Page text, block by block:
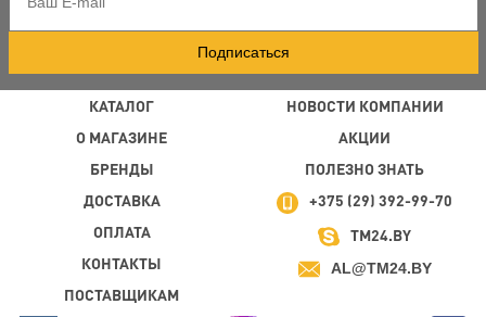
Подписаться
КАТАЛОГ
О МАГАЗИНЕ
БРЕНДЫ
НОВОСТИ КОМПАНИИ
АКЦИИ
ПОЛЕЗНО ЗНАТЬ
ДОСТАВКА
ОПЛАТА
КОНТАКТЫ
ПОСТАВЩИКАМ
+375 (29) 392-99-70
TM24.BY
AL@TM24.BY